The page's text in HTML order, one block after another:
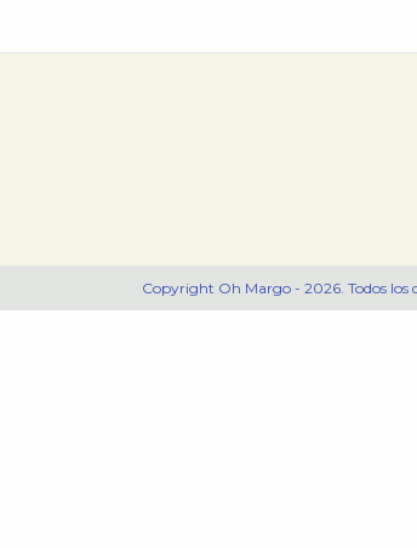
Copyright Oh Margo - 2026. Todos los